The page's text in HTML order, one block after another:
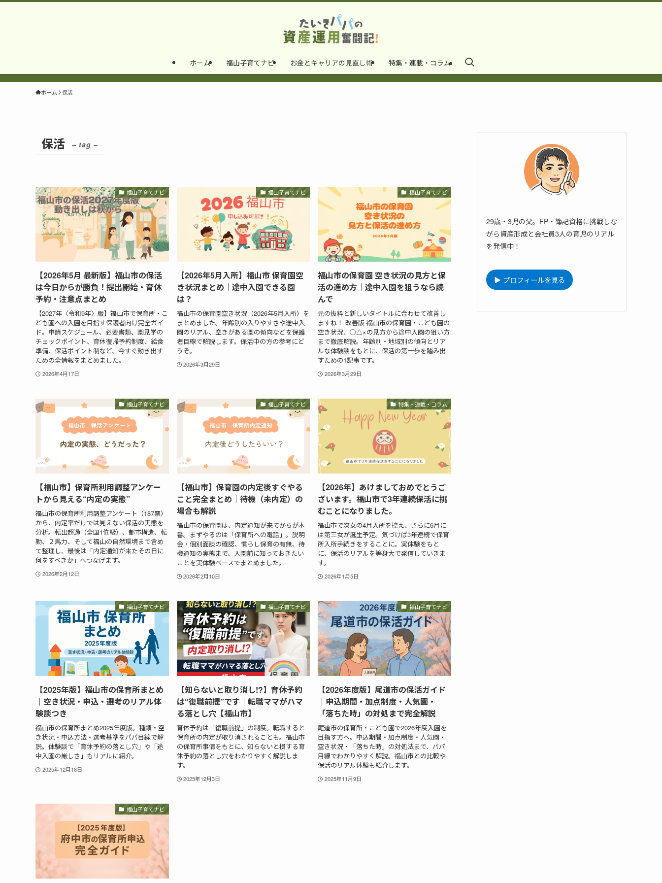
ホーム 福山子育てナビ お金とキャリアの見直し術 特集・連載・コラム
ホーム 保活
保活 – tag –
福山子育てナビ
【2026年5月 最新版】福山市の保活
は今日からが勝負！提出開始・育休
予約・注意点まとめ
【2027年〈令和9年〉版】福山市で保育所・こ
ども園への入園を目指す保護者向け完全ガイ
ド。申請スケジュール、必要書類、園見学の
チェックポイント、育休復帰予約制度、給食
準備、保活ポイント制など、今すぐ動き出す
ための全情報をまとめました。
2026年4月17日
福山子育てナビ
【2026年5月入所】福山市 保育園空
き状況まとめ｜途中入園できる園
は？
福山市の保育園空き状況（2026年5月入所）を
まとめました。年齢別の入りやすさや途中入
園のリアル、空きがある園の傾向などを保護
者目線で解説します。保活中の方の参考にど
うぞ。
2026年3月29日
福山子育てナビ
福山市の保育園 空き状況の見方と保
活の進め方｜途中入園を狙うなら読
んで
元の抜粋と新しいタイトルに合わせて改善し
ますね！ 改善版 福山市の保育園・こども園の
空き状況、○△×の見方から途中入園の狙い方
まで徹底解説。年齢別・地域別の傾向とリア
ルな体験談をもとに、保活の第一歩を踏み出
すための1記事です。
2026年3月29日
福山子育てナビ
【福山市】保育所利用調整アンケー
トから見える“内定の実態”
福山市の保育所利用調整アンケート（187票）
から、内定率だけでは見えない保活の実態を
分析。転出超過（全国1位級）、都市構造、転
勤、２馬力、そして福山の自然環境まで含め
て整理し、最後は「内定通知が来たその日に
何をすべきか」へつなげます。
2026年2月12日
福山子育てナビ
【福山市】保育園の内定後すぐやる
こと完全まとめ｜待機（未内定）の
場合も解説
福山市の保育園は、内定通知が来てからが本
番。まずやるのは「保育所への電話」。説明
会・個別面談の確認、慣らし保育の有無、待
機通知の実態まで、入園前に知っておきたい
ことを実体験ベースでまとめました。
2026年2月10日
特集・連載・コラム
【2026年】あけましておめでとうご
ざいます。福山市で3年連続保活に挑
むことになりました。
福山市で次女の4月入所を控え、さらに6月に
は第三女が誕生予定。気づけば3年連続で保育
所入所手続きをすることに。実体験をもと
に、保活のリアルを等身大で発信していきま
す。
2026年1月5日
福山子育てナビ
【2025年版】福山市の保育所まとめ
｜空き状況・申込・選考のリアル体
験談つき
福山市の保育所まとめ2025年度版。種類・空
き状況・申込方法・選考基準をパパ目線で解
説。体験談で「育休予約の落とし穴」や「途
中入園の厳しさ」もリアルに紹介。
2025年12月18日
福山子育てナビ
【知らないと取り消し!?】育休予約
は“復職前提”です｜転職ママがハマ
る落とし穴【福山市】
育休予約は「復職前提」の制度。転職すると
保育所の内定が取り消されることも。福山市
の保育所事情をもとに、知らないと損する育
休予約の落とし穴をわかりやすく解説しま
す。
2025年12月3日
福山子育てナビ
【2026年度版】尾道市の保活ガイド
｜申込期間・加点制度・人気園・
「落ちた時」の対処まで完全解説
尾道市の保育所・こども園で2026年度入園を
目指す方へ。申込期間・加点制度・人気園・
空き状況・「落ちた時」の対処法まで、パパ
目線でわかりやすく解説。福山市との比較や
保活のリアル体験も紹介します。
2025年11月9日
福山子育てナビ
29歳・3児の父。FP・簿記資格に挑戦しな
がら資産形成と会社員3人の育児のリアル
を発信中！
▶ プロフィールを見る